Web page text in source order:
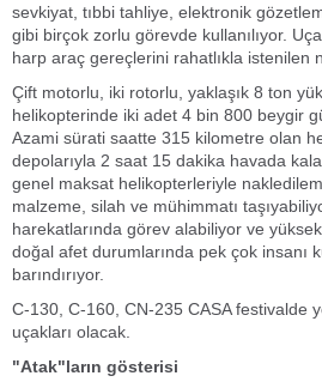
sevkiyat, tıbbi tahliye, elektronik
gibi birçok zorlu görevde kullanılıyor.
harp araç gereçlerini rahatlıkla istenilen
Çift motorlu, iki rotorlu, yaklaşık 8 ton
helikopterinde iki adet 4 bin 800 beygir
Azami sürati saatte 315 kilometre olan
depolarıyla 2 saat 15 dakika havada
genel maksat helikopterleriyle
malzeme, silah ve mühimmatı
harekatlarında görev alabiliyor ve
doğal afet durumlarında pek çok insanı
barındırıyor.
C-130, C-160, CN-235 CASA festivalde
uçakları olacak.
"Atak"ların gösterisi